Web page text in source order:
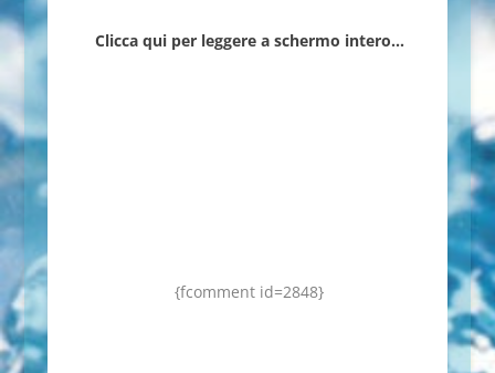
Clicca qui per leggere a schermo intero…
{fcomment id=2848}